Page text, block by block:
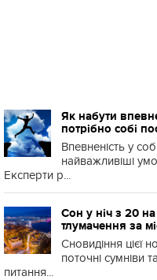
Як набути
потрібно собі
Впевненість у
найважливіші
Експерти р...
Сон у ніч з 20
тлумачення за
Сновидіння цієї
поточні сумніви
питання...